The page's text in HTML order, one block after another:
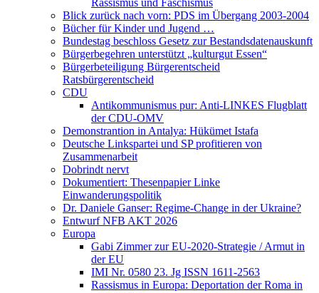
Rassismus und Faschismus
Blick zurück nach vorn: PDS im Übergang 2003-2004
Bücher für Kinder und Jugend …
Bundestag beschloss Gesetz zur Bestandsdatenauskunft
Bürgerbegehren unterstützt „kulturgut Essen“
Bürgerbeteiligung Bürgerentscheid
Ratsbürgerentscheid
CDU
Antikommunismus pur: Anti-LINKES Flugblatt
der CDU-OMV
Demonstrantion in Antalya: Hükümet Istafa
Deutsche Linkspartei und SP profitieren von
Zusammenarbeit
Dobrindt nervt
Dokumentiert: Thesenpapier Linke
Einwanderungspolitik
Dr. Daniele Ganser: Regime-Change in der Ukraine?
Entwurf NFB AKT 2026
Europa
Gabi Zimmer zur EU-2020-Strategie / Armut in
der EU
IMI Nr. 0580 23. Jg ISSN 1611-2563
Rassismus in Europa: Deportation der Roma in